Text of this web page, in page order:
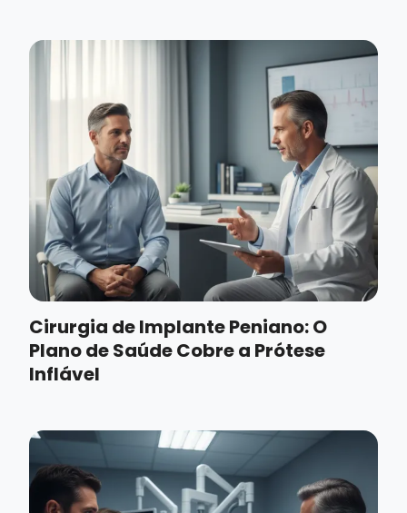
Cirurgia de Implante Peniano: O
Plano de Saúde Cobre a Prótese
Inflável